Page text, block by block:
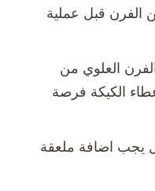
الفرن قبل عملية
العلوي من
الكيكة فرصة
يجب اضافة ملعقة